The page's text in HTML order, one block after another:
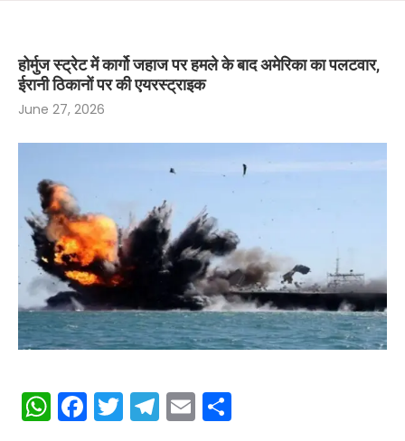
होर्मुज स्ट्रेट में कार्गो जहाज पर हमले के बाद अमेरिका का पलटवार,
ईरानी ठिकानों पर की एयरस्ट्राइक
June 27, 2026
WhatsApp
Facebook
Twitter
Telegram
Email